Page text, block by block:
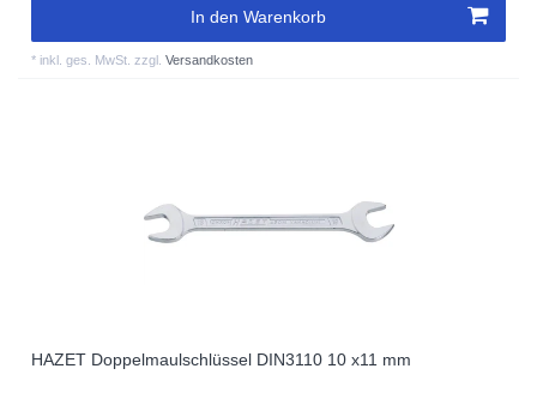
In den Warenkorb
* inkl. ges. MwSt. zzgl.Versandkosten
HAZET Doppelmaulschlüssel DIN3110 10 x11 mm